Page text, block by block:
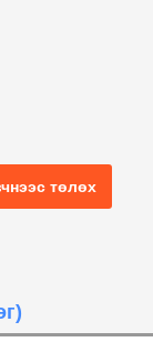
төлөх